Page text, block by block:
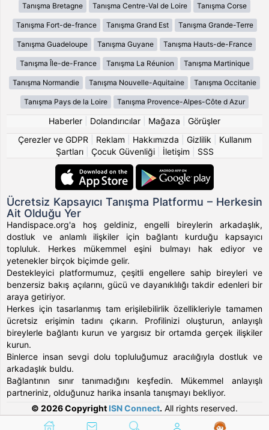
Tanışma Bretagne Tanışma Centre-Val de Loire Tanışma Corse
Tanışma Fort-de-france Tanışma Grand Est Tanışma Grande-Terre
Tanışma Guadeloupe Tanışma Guyane Tanışma Hauts-de-France
Tanışma Île-de-France Tanışma La Réunion Tanışma Martinique
Tanışma Normandie Tanışma Nouvelle-Aquitaine Tanışma Occitanie
Tanışma Pays de la Loire Tanışma Provence-Alpes-Côte d Azur
Haberler Dolandırıcılar Mağaza
Görüşler
Çerezler ve GDPR
Reklam Hakkımızda Gizlilik
Kullanım
Şartları| Çocuk Güvenliği| İletişim SSS
Ücretsiz Kapsayıcı Tanışma Platformu – Herkesin
Ait Olduğu Yer
Handispace.org'a hoş geldiniz, engelli bireylerin arkadaşlık,
dostluk ve anlamlı ilişkiler için bağlantı kurduğu kapsayıcı
topluluk. Herkes mükemmel eşini bulmayı hak ediyor ve
yetenekler birçok biçimde gelir.
Destekleyici platformumuz, çeşitli engellere sahip bireyleri ve
benzersiz bakış açılarını, gücü ve dayanıklılığı takdir edenleri bir
araya getiriyor.
Herkes için tasarlanmış tam erişilebilirlik özellikleriyle tamamen
ücretsiz erişimin tadını çıkarın. Profilinizi oluşturun, anlayışlı
bireylerle bağlantı kurun ve yargısız bir ortamda gerçek ilişkiler
kurun.
Binlerce insan sevgi dolu topluluğumuz aracılığıyla dostluk ve
arkadaşlık buldu.
Bağlantının sınır tanımadığını keşfedin. Mükemmel anlayışlı
partneriniz, olduğunuz harika insanla tanışmayı bekliyor.
© 2026 Copyright ISN Connect. All rights reserved.